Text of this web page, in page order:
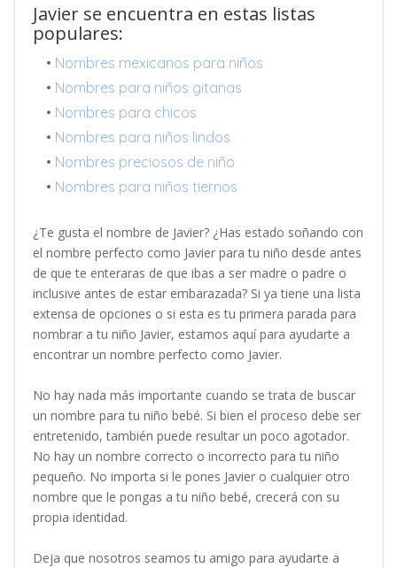
Javier se encuentra en estas listas
populares:
• Nombres mexicanos para niños
• Nombres para niños gitanas
• Nombres para chicos
• Nombres para niños lindos
• Nombres preciosos de niño
• Nombres para niños tiernos
¿Te gusta el nombre de Javier? ¿Has estado soñando con
el nombre perfecto como Javier para tu niño desde antes
de que te enteraras de que ibas a ser madre o padre o
inclusive antes de estar embarazada? Si ya tiene una lista
extensa de opciones o si esta es tu primera parada para
nombrar a tu niño Javier, estamos aquí para ayudarte a
encontrar un nombre perfecto como Javier.
No hay nada más importante cuando se trata de buscar
un nombre para tu niño bebé. Si bien el proceso debe ser
entretenido, también puede resultar un poco agotador.
No hay un nombre correcto o incorrecto para tu niño
pequeño. No importa si le pones Javier o cualquier otro
nombre que le pongas a tu niño bebé, crecerá con su
propia identidad.
Deja que nosotros seamos tu amigo para ayudarte a